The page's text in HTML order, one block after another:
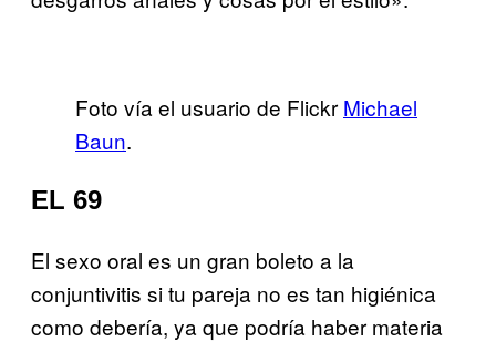
Foto vía el usuario de Flickr Michael
Baun.
EL 69
El sexo oral es un gran boleto a la
conjuntivitis si tu pareja no es tan higiénica
como debería, ya que podría haber materia